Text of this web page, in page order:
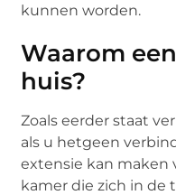
kunnen worden.
Waarom
huis?
Zoals eerder staat
als u hetgeen
extensie kan maken
kamer die zich in de